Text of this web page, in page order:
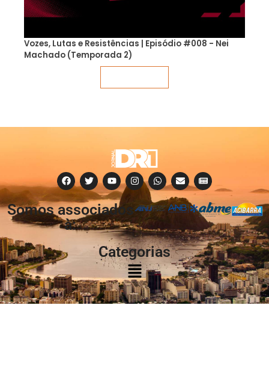
Vozes, Lutas e Resistências | Episódio #008 - Nei
Machado (Temporada 2)
Somos associados
à:
Categorias